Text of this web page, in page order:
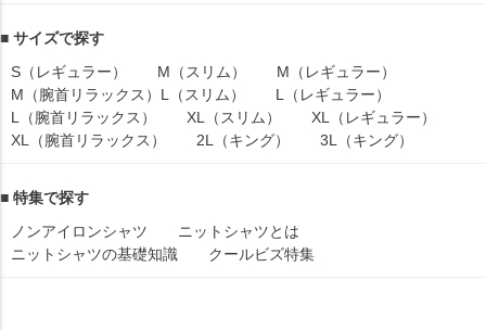
■ サイズで探す
S（レギュラー）
M（スリム）
M（レギュラー）
M（腕首リラックス） L（スリム）
L（レギュラー）
L（腕首リラックス）
XL（スリム）
XL（レギュラー）
XL（腕首リラックス）
2L（キング） 3L（キング）
■ 特集で探す
ノンアイロンシャツ
ニットシャツとは
ニットシャツの基礎知識
クールビズ特集